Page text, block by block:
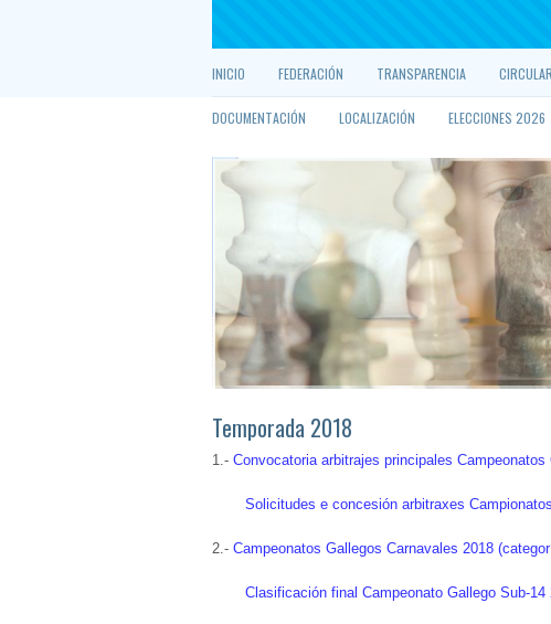
INICIO FEDERACIÓN TRANSPARENCIA
DOCUMENTACIÓN LOCALIZACIÓN ELECCIONES 2026
Temporada 2018
1.- Convocatoria arbitrajes principales Campeonatos
Solicitudes e concesión arbitraxes
2.- Campeonatos Gallegos Carnavales 2018
Clasificación final Campeonato Gallego Sub-14